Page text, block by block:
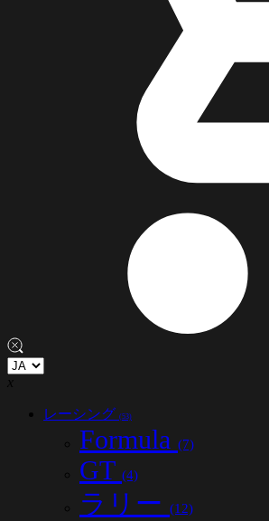
x
レーシング (53)
Formula (7)
GT (4)
ラリー (12)